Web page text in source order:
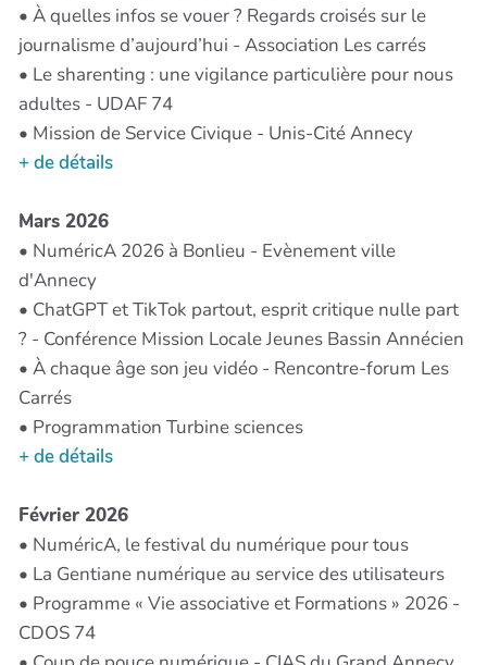
• À quelles infos se vouer ? Regards croisés sur le
journalisme d’aujourd’hui - Association Les carrés
• Le sharenting : une vigilance particulière pour nous
adultes - UDAF 74
• Mission de Service Civique - Unis-Cité Annecy
+ de détails
Mars 2026
• NuméricA 2026 à Bonlieu - Evènement ville
d'Annecy
• ChatGPT et TikTok partout, esprit critique nulle part
? - Conférence Mission Locale Jeunes Bassin Annécien
• À chaque âge son jeu vidéo - Rencontre-forum Les
Carrés
• Programmation Turbine sciences
+ de détails
Février 2026
• NuméricA, le festival du numérique pour tous
• La Gentiane numérique au service des utilisateurs
• Programme « Vie associative et Formations » 2026 -
CDOS 74